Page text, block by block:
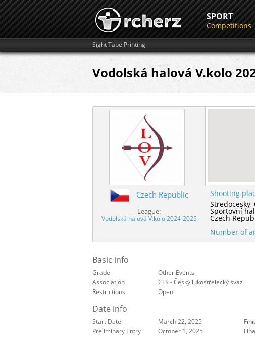
SPORT
Competitions
Sight Tape Printing
Vodolská halová V.kolo
Czech Republic
League:
Vodolská halová V.kolo 2024-2025
Shooting
Stredocesky,
Sportovní
Czech
Number of
Basic info
Grade
Other Events
Association
CLS - Český lukostřelecký svaz
Restrictions
Open
Date info
Start Date March 22, 2025
Preliminary Entry
October 1, 2025